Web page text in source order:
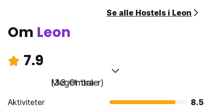
Se alle Hostels i Leon
Om Leon
7.9
Meget bra
(33 Omtaler)
Aktiviteter
8.5